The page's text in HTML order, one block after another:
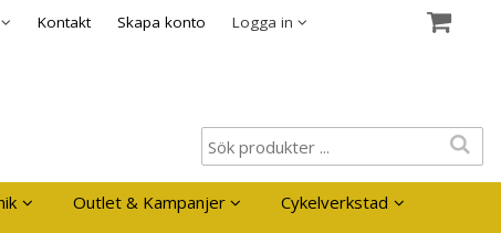
Kontakt Skapa konto Logga in
Outlet & Kampanjer
Cykelverkstad